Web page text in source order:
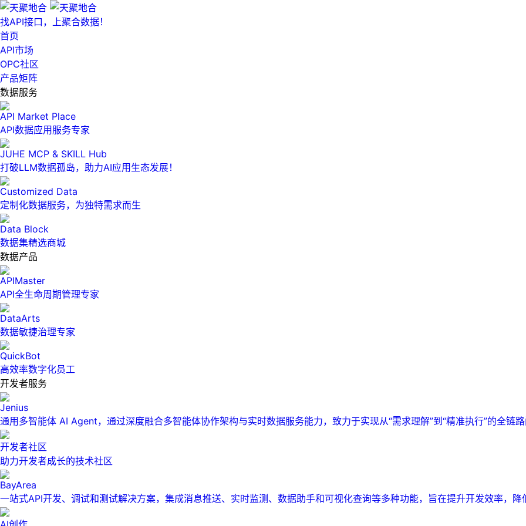
找API接口，上聚合数据！
首页
API市场
OPC社区
产品矩阵
数据服务
API Market Place
API数据应用服务专家
JUHE MCP & SKILL Hub
打破LLM数据孤岛，助力AI应用生态发展！
Customized Data
定制化数据服务，为独特需求而生
Data Block
数据集精选商城
数据产品
APIMaster
API全生命周期管理专家
DataArts
数据敏捷治理专家
QuickBot
高效率数字化员工
开发者服务
Jenius
通用多智能体 AI Agent，通过深度融合多智能体协作架构与实时数据服务能力，致力于实现从“需求理解”到“精准执行”的全链
开发者社区
助力开发者成长的技术社区
BayArea
一站式API开发、调试和测试解决方案，集成消息推送、实时监测、数据助手和可视化查询等多种功能，旨在提升开发效率，降